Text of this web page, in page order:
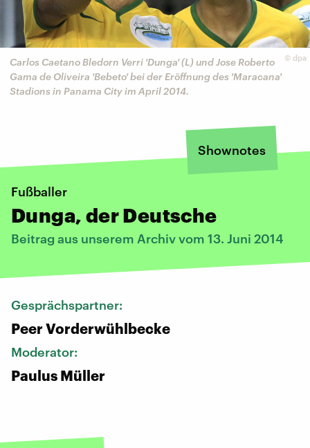
© dpa
Carlos Caetano Bledorn Verri 'Dunga' (L) und Jose Roberto
Gama de Oliveira 'Bebeto' bei der Eröffnung des 'Maracana'
Stadions in Panama City im April 2014.
Shownotes
Fußballer
Dunga, der Deutsche
Beitrag aus unserem Archiv vom 13. Juni 2014
Gesprächspartner:
Peer Vorderwühlbecke
Moderator:
Paulus Müller